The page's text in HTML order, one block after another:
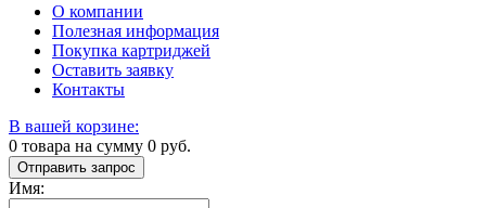
О компании
Полезная информация
Покупка картриджей
Оставить заявку
Контакты
В вашей корзине:
0 товара на сумму 0 руб.
Отправить запрос
Имя: